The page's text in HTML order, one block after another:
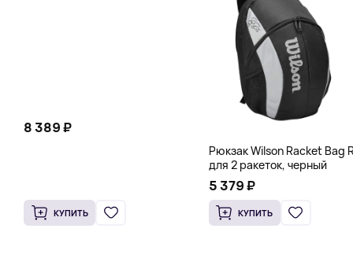
8 389 ₽
КУПИТЬ
Рюкзак Wilson Racket Bag
для 2 ракеток, черный
5 379 ₽
КУПИТЬ